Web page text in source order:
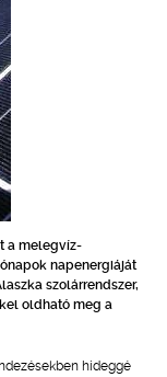
a melegvíz-
napenergiáját
szolárrendszer,
oldható meg a
hideggé